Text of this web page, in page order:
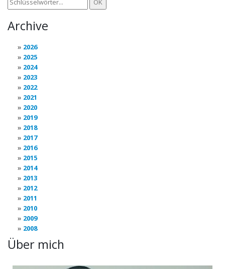
Archive
2026
2025
2024
2023
2022
2021
2020
2019
2018
2017
2016
2015
2014
2013
2012
2011
2010
2009
2008
Über mich